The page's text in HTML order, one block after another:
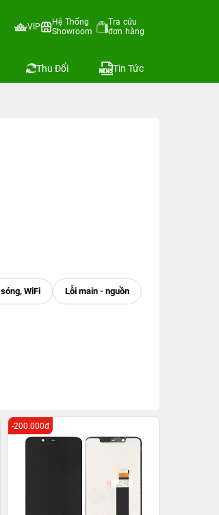
VIP
Hệ Thống
Showroom
Tra cứu
đơn hàng
Thu Đổi Tin Tức
-200.000đ